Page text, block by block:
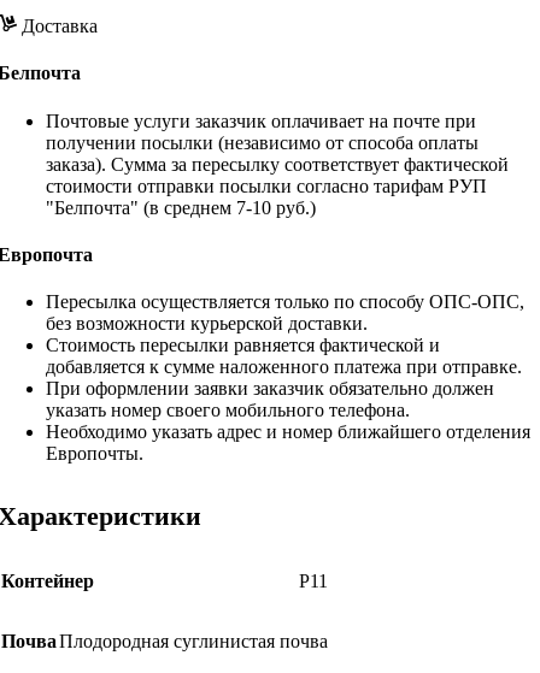
Доставка
Почтовые услуги заказчик оплачивает на почте при
получении посылки (независимо от способа оплаты
заказа). Сумма за пересылку соответствует фактической
стоимости отправки посылки согласно тарифам РУП
"Белпочта" (в среднем 7-10 руб.)
Пересылка осуществляется только по способу ОПС-ОПС,
без возможности курьерской доставки.
Стоимость пересылки равняется фактической и
добавляется к сумме наложенного платежа при отправке.
При оформлении заявки заказчик обязательно должен
указать номер своего мобильного телефона.
Необходимо указать адрес и номер ближайшего отделения
Европочты.
Контейнер Р11
ПочваПлодородная суглинистая почва